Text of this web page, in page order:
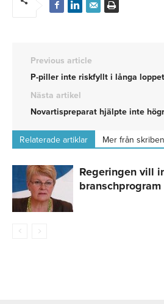
Previous article
P-piller inte riskfyllt i långa loppet
Nästa artikel
Novartispreparat hjälpte inte
Relaterade artiklar Mer från
Regeringen vill
branschprogram